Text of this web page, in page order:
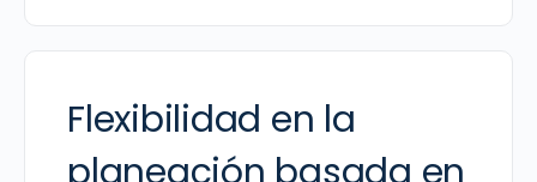
Flexibilidad en la